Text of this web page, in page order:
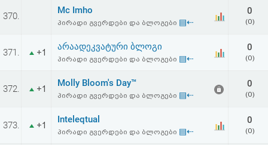
უარყოფა
370.
Mc Imho
პირადი გვერდები და ბლოგები ▤⇠
0
(0)
371. +1
არაადეკვატური ბლოგი
პირადი გვერდები და ბლოგები ▤⇠
0
(0)
372. +1
Molly Bloom's Day™
პირადი გვერდები და ბლოგები ▤⇠
0
(0)
373. +1
Inteleqtual
პირადი გვერდები და ბლოგები ▤⇠
0
(0)